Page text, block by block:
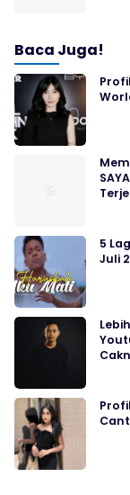
Baca Juga!
5
Juli